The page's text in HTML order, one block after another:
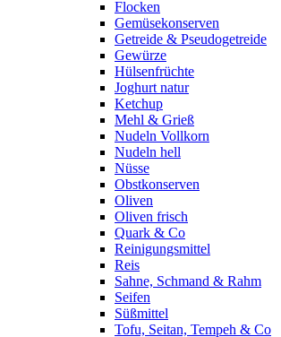
Flocken
Gemüsekonserven
Getreide & Pseudogetreide
Gewürze
Hülsenfrüchte
Joghurt natur
Ketchup
Mehl & Grieß
Nudeln Vollkorn
Nudeln hell
Nüsse
Obstkonserven
Oliven
Oliven frisch
Quark & Co
Reinigungsmittel
Reis
Sahne, Schmand & Rahm
Seifen
Süßmittel
Tofu, Seitan, Tempeh & Co